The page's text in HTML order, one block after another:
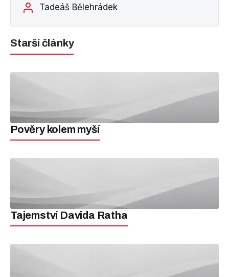
Tadeáš Bělehrádek
Starší články
Pověry kolem myší
Tajemství Davida Ratha